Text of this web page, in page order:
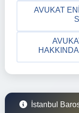
AVUKAT
İstanbul